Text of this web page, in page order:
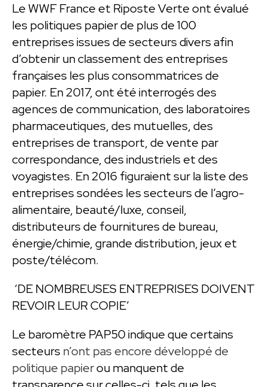
Le WWF France et Riposte Verte ont évalué
les politiques papier de plus de 100
entreprises issues de secteurs divers afin
d’obtenir un classement des entreprises
françaises les plus consommatrices de
papier. En 2017, ont été interrogés des
agences de communication, des laboratoires
pharmaceutiques, des mutuelles, des
entreprises de transport, de vente par
correspondance, des industriels et des
voyagistes. En 2016 figuraient sur la liste des
entreprises sondées les secteurs de l’agro-
alimentaire, beauté/luxe, conseil,
distributeurs de fournitures de bureau,
énergie/chimie, grande distribution, jeux et
poste/télécom.
‘DE NOMBREUSES ENTREPRISES DOIVENT
REVOIR LEUR COPIE’
Le baromètre PAP50 indique que certains
secteurs n’ont pas encore développé de
politique papierou manquent de